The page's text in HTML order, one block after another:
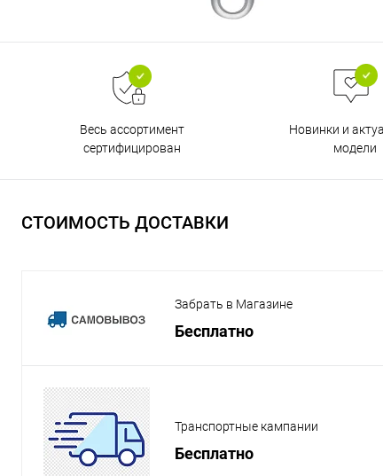
Весь ассортимент
сертифицирован
Новинки и
модели
СТОИМОСТЬ ДОСТАВКИ
Забрать в Магазине
Бесплатно
Транспортные кампании
Бесплатно